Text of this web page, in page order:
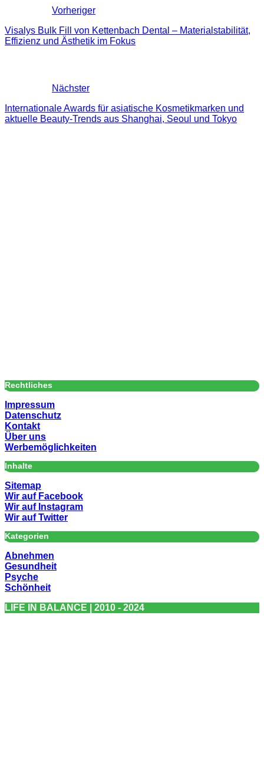
Vorheriger
Visalys Bulk Fill von Kettenbach Dental – Materialstabilität,
Effizienz und Ästhetik im Fokus
Nächster
Internationale Awards für asiatische Kosmetikmarken und
aktuelle Beauty-Trends aus Shanghai, Seoul und Tokyo
Rechtliches
Impressum
Datenschutz
Kontakt
Über uns
Werbemöglichkeiten
Inhalte
Sitemap
Wir auf Facebook
Wir auf Instagram
Wir auf Twitter
Kategorien
Abnehmen
Gesundheit
Psyche
Schönheit
LIFE IN BALANCE | 2010 - 2024